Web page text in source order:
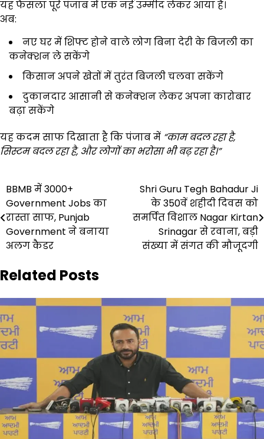
यह फैसला पूरे पंजाब में एक नई उम्मीद लेकर आया है।
अब:
नए घर में शिफ्ट होने वाले लोग बिना देरी के बिजली का
कनेक्शन ले सकेंगे
किसान अपने खेतों में तुरंत बिजली चलवा सकेंगे
दुकानदार आसानी से कनेक्शन लेकर अपना कारोबार
बढ़ा सकेंगे
यह कदम साफ दिखाता है कि पंजाब में “काम बदल रहा है,
सिस्टम बदल रहा है, और लोगों का भरोसा भी बढ़ रहा है।”
Post
navigation
BBMB में 3000+
Government Jobs का
रास्ता साफ, Punjab
Government ने बनाया
अलग कैडर
Shri Guru Tegh Bahadur Ji
के 350वें शहीदी दिवस को
समर्पित विशाल Nagar Kirtan
Srinagar से रवाना, बड़ी
संख्या में संगत की मौजूदगी
Related Posts